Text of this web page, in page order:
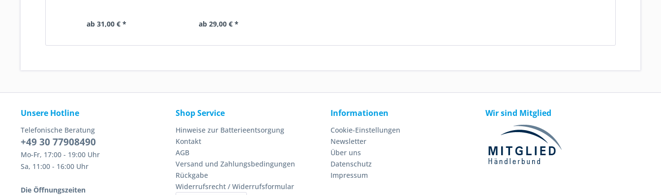
ab 31,00 € * ab 29,00 € *
Unsere Hotline
Telefonische Beratung
+49 30 77908490
Mo-Fr, 17:00 - 19:00 Uhr
Sa, 11:00 - 16:00 Uhr
Die Öffnungszeiten
Shop Service
Hinweise zur Batterieentsorgung
Kontakt
AGB
Versand und Zahlungsbedingungen
Rückgabe
Widerrufsrecht / Widerrufsformular
Informationen
Cookie-Einstellungen
Newsletter
Über uns
Datenschutz
Impressum
Wir sind Mitglied